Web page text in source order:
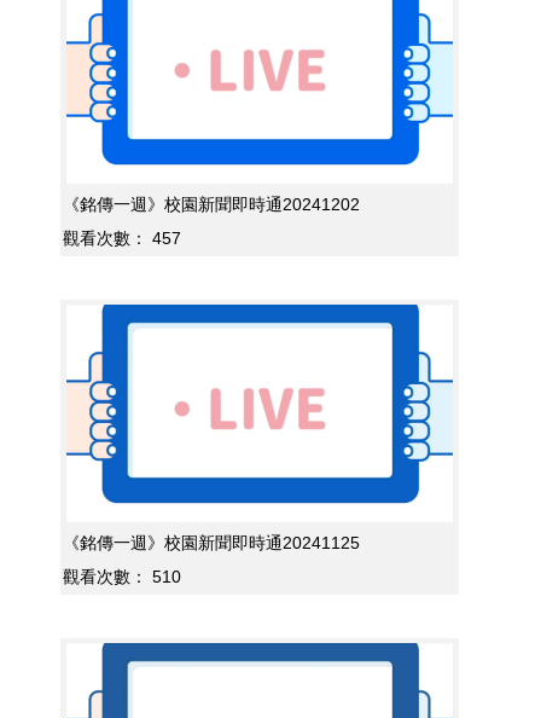
《銘傳一週》校園新聞即時通20241202
觀看次數：
457
《銘傳一週》校園新聞即時通20241125
觀看次數：
510